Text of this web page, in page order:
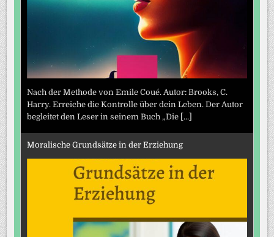
Nach der Methode von Emile Coué. Autor: Brooks, C.
Harry. Erreiche die Kontrolle über dein Leben. Der Autor
begleitet den Leser in seinem Buch „Die [...]
Moralische Grundsätze in der Erziehung